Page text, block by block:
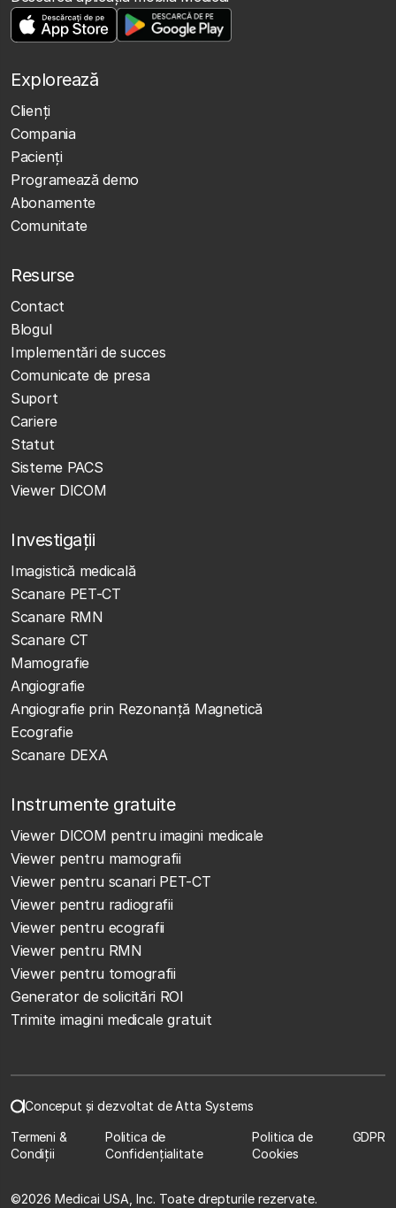
Explorează
Clienţi
Compania
Pacienți
Programează demo
Abonamente
Comunitate
Resurse
Contact
Blogul
Implementări de succes
Comunicate de presa
Suport
Cariere
Statut
Sisteme PACS
Viewer DICOM
Investigații
Imagistică medicală
Scanare PET-CT
Scanare RMN
Scanare CT
Mamografie
Angiografie
Angiografie prin Rezonanță Magnetică
Ecografie
Scanare DEXA
Instrumente gratuite
Viewer DICOM pentru imagini medicale
Viewer pentru mamografii
Viewer pentru scanari PET-CT
Viewer pentru radiografii
Viewer pentru ecografii
Viewer pentru RMN
Viewer pentru tomografii
Generator de solicitări ROI
Trimite imagini medicale gratuit
Conceput și dezvoltat de Atta Systems
Termeni &
Condiții
Politica de
Confidențialitate
Politica de
Cookies
GDPR
©2026 Medicai USA, Inc. Toate drepturile rezervate.